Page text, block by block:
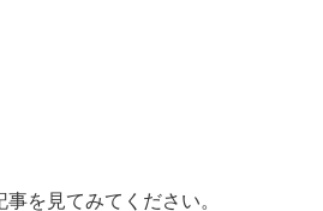
を見てみてください。